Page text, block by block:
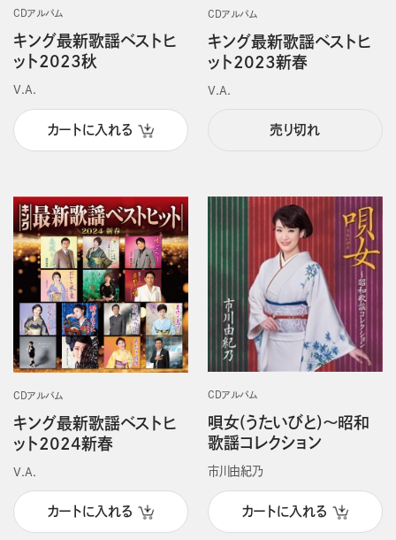
CDアルバム
キング最新歌謡ベストヒ
ット2023秋
V.A.
カートに入れる
CDアルバム
キング最新歌謡ベストヒ
ット2023新春
V.A.
売り切れ
CDアルバム
キング最新歌謡ベストヒ
ット2024新春
V.A.
カートに入れる
CDアルバム
唄女(うたいびと)～昭和
歌謡コレクション
市川由紀乃
カートに入れる